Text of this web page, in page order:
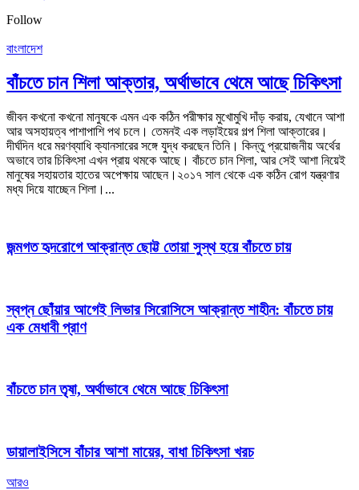
Follow
বাংলাদেশ
বাঁচতে চান শিলা আক্তার, অর্থাভাবে থেমে আছে চিকিৎসা
জীবন কখনো কখনো মানুষকে এমন এক কঠিন পরীক্ষার মুখোমুখি দাঁড় করায়, যেখানে আশা
আর অসহায়ত্ব পাশাপাশি পথ চলে। তেমনই এক লড়াইয়ের গল্প শিলা আক্তারের।
দীর্ঘদিন ধরে মরণব্যাধি ক্যানসারের সঙ্গে যুদ্ধ করছেন তিনি। কিন্তু প্রয়োজনীয় অর্থের
অভাবে তার চিকিৎসা এখন প্রায় থমকে আছে। বাঁচতে চান শিলা, আর সেই আশা নিয়েই
মানুষের সহায়তার হাতের অপেক্ষায় আছেন।২০১৭ সাল থেকে এক কঠিন রোগ যন্ত্রণার
মধ্য দিয়ে যাচ্ছেন শিলা।...
জন্মগত হৃদরোগে আক্রান্ত ছোট্ট তোয়া সুস্থ হয়ে বাঁচতে চায়
স্বপ্ন ছোঁয়ার আগেই লিভার সিরোসিসে আক্রান্ত শাহীন: বাঁচতে চায়
এক মেধাবী প্রাণ
বাঁচতে চান তৃষা, অর্থাভাবে থেমে আছে চিকিৎসা
ডায়ালাইসিসে বাঁচার আশা মায়ের, বাধা চিকিৎসা খরচ
আরও